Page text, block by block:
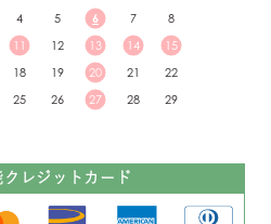
4 5 6 7
8
11 12 13 14
15
18 19 20 21
22
25 26 27 28
29
クレジットカード